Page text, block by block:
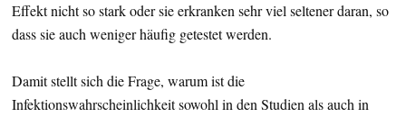
Effekt nicht so stark oder sie erkranken sehr viel seltener daran, so
dass sie auch weniger häufig getestet werden.
Damit stellt sich die Frage, warum ist die
Infektionswahrscheinlichkeit sowohl in den Studien als auch in